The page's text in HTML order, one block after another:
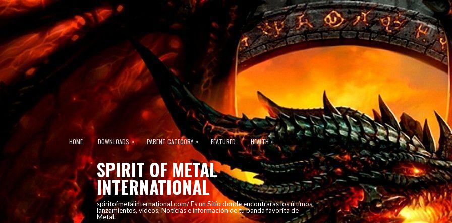
HOME DOWNLOADS » PARENT CATEGORY » FEATURED HEALTH »
SPIRIT OF METAL
INTERNATIONAL
spiritofmetalinternational.com/ Es un Sitio donde encontraras los últimos
lanzamientos, vídeos, Noticias e información de tu banda favorita de
Metal.